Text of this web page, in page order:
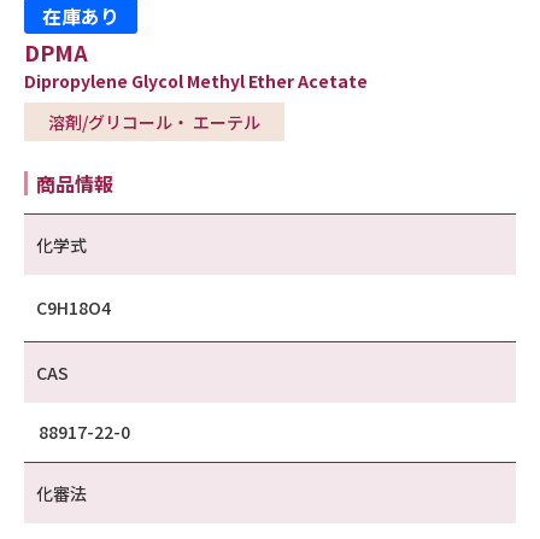
在庫あり
DPMA
Dipropylene Glycol Methyl Ether Acetate
溶剤/グリコール・ エーテル
商品情報
化学式
C9H18O4
CAS
88917-22-0
化審法